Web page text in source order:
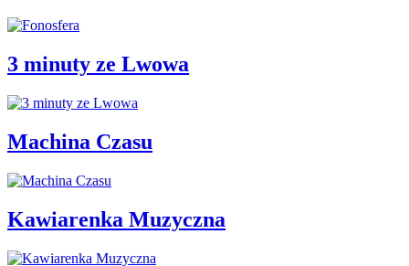
3 minuty ze Lwowa
Machina Czasu
Kawiarenka Muzyczna